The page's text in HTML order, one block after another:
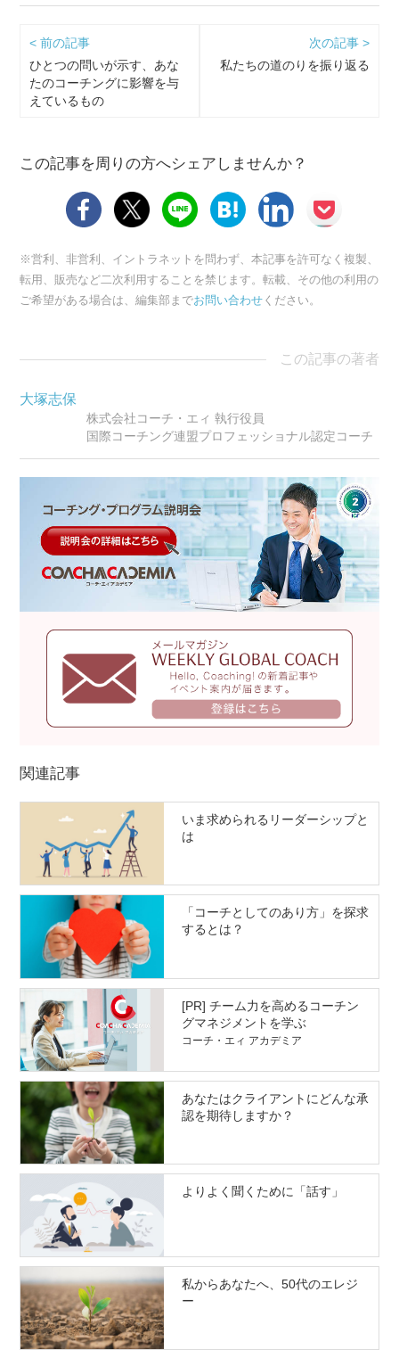
< 前の記事
ひとつの問いが示す、あな
たのコーチングに影響を与
えているもの
次の記事 >
私たちの道のりを振り返る
この記事を周りの方へシェアしませんか？
※営利、非営利、イントラネットを問わず、本記事を許可なく複製、
転用、販売など二次利用することを禁じます。転載、その他の利用の
ご希望がある場合は、編集部までお問い合わせ ください。
この記事の著者
大塚志保
株式会社コーチ・エィ 執行役員
国際コーチング連盟プロフェッショナル認定コーチ
関連記事
いま求められるリーダーシップと
は
「コーチとしてのあり方」を探求
するとは？
[PR] チーム力を高めるコーチン
グマネジメントを学ぶ
コーチ・エィ アカデミア
あなたはクライアントにどんな承
認を期待しますか？
よりよく聞くために「話す」
私からあなたへ、50代のエレジ
ー